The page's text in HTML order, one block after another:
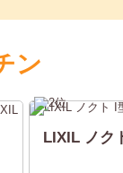
ン
LIXIL ノク